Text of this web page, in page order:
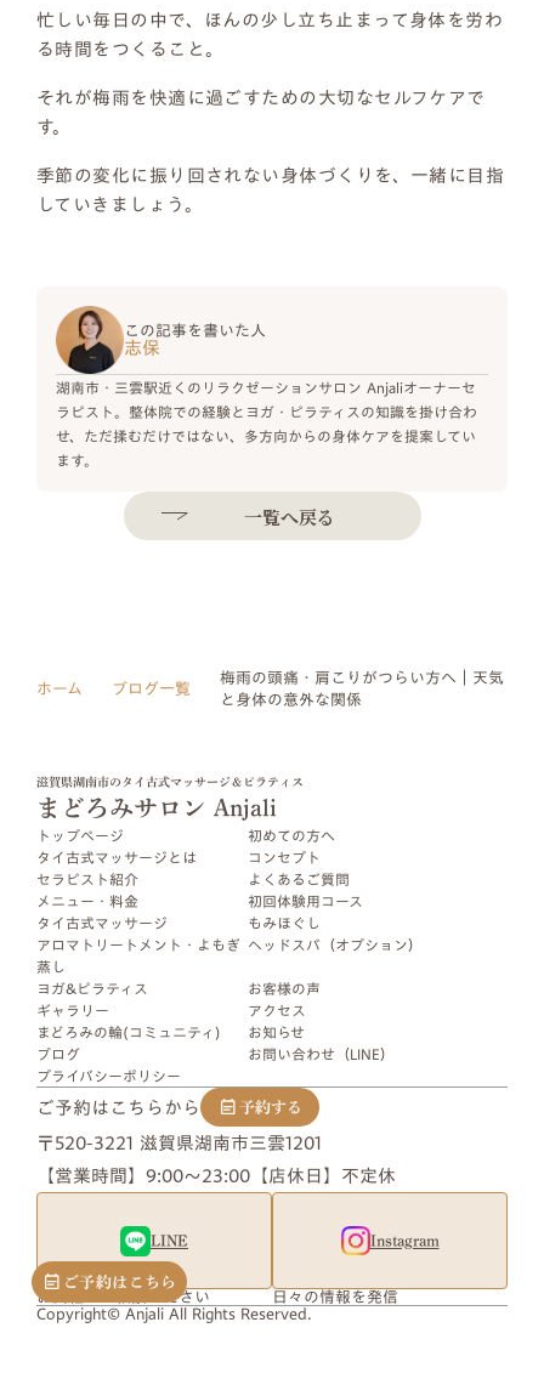
忙しい毎日の中で、ほんの少し立ち止まって身体を労わ
る時間をつくること。
それが梅雨を快適に過ごすための大切なセルフケアで
す。
季節の変化に振り回されない身体づくりを、一緒に目指
していきましょう。
この記事を書いた人
志保
湖南市・三雲駅近くのリラクゼーションサロン Anjaliオーナーセ
ラピスト。整体院での経験とヨガ・ピラティスの知識を掛け合わ
せ、ただ揉むだけではない、多方向からの身体ケアを提案してい
ます。
一覧へ戻る
ホーム ブログ一覧 梅雨の頭痛・肩こりがつらい方へ｜天気
と身体の意外な関係
滋賀県湖南市のタイ古式マッサージ＆ピラティス
まどろみサロン Anjali
トップページ 初めての​方​へ​
タイ古式マッサージとは コンセプト
セラピスト紹介 よくあるご質問
メニュー・料金 初回体験用コース
タイ古式マッサージ もみほぐし
アロマトリートメント・よもぎ
蒸し
ヘッドスパ（オプション）
ヨガ&ピラティス
お客様の​声
ギャラリー アクセス
まどろみの輪(コミュニティ) お知らせ
ブログ お問い合わせ（LINE）
プライバシーポリシー
ご予約はこちらから 予約する
〒520-3221 滋賀県湖南市三雲1201
【営業時間】9:00〜23:00 【店休日】不定休
LINE
お気軽にご相談ください
Instagram
日々の情報を発信
Copyright© Anjali All Rights Reserved.
ご予約はこちら